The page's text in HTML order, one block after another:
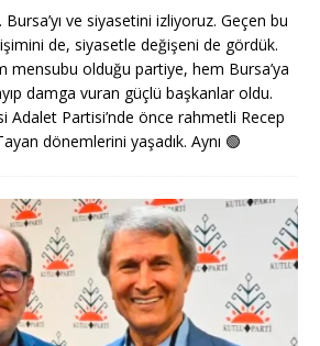
ve siyasetini izliyoruz. Geçen bu
de, siyasetle değişeni de gördük.
mensubu olduğu partiye, hem Bursa’ya
damga vuran güçlü başkanlar oldu.
Adalet Partisi’nde önce rahmetli Recep
dönemlerini yaşadık. Aynı 🟢